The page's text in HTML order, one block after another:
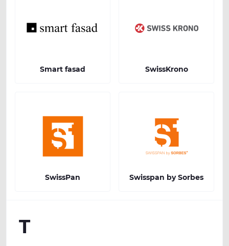
Smart fasad SwissKrono
SwissPan Swisspan by Sorbes
T